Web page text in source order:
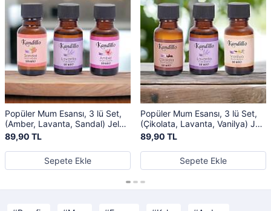
Popüler Mum Esansı, 3 lü Set,
(Amber, Lavanta, Sandal) Jel
Mum Kokusu, Buhurdanlık
89,90 TL
Sepete Ekle
Popüler Mum Esansı, 3 lü Set,
(Çikolata, Lavanta, Vanilya) Jel
Mum Kokusu, Buhurdanlık
89,90 TL
Sepete Ekle